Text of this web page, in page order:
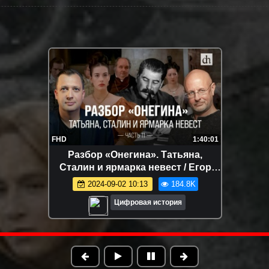
FHD 1:14:22
«Преступление и наказание»:
разбор сериала / Егор Яковлев и
Анастасия Кругликова
2024-11-07 11:22 172.9K
Цифровая история